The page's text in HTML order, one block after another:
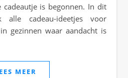
cadeautje is begonnen. In dit
alle cadeau-ideetjes voor
gezinnen waar aandacht is
MEER